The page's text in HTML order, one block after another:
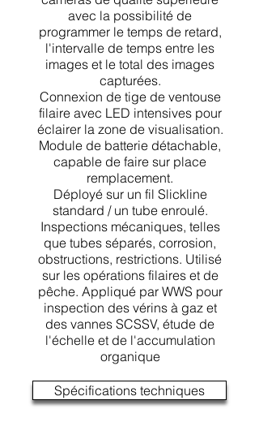
avec la possibilité de
programmer le temps de retard,
l'intervalle de temps entre les
images et le total des images
capturées.
Connexion de tige de ventouse
filaire avec LED intensives pour
éclairer la zone de visualisation.
Module de batterie détachable,
capable de faire sur place
remplacement.
Déployé sur un fil Slickline
standard / un tube enroulé.
Inspections mécaniques, telles
que tubes séparés, corrosion,
obstructions, restrictions. Utilisé
sur les opérations filaires et de
pêche. Appliqué par WWS pour
inspection des vérins à gaz et
des vannes SCSSV, étude de
l'échelle et de l'accumulation
organique
Spécifications techniques